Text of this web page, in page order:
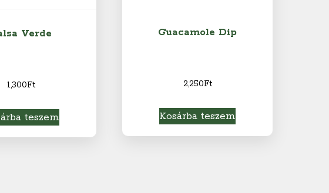
Verde
1,300Ft
teszem
Guacamole Dip
2,250Ft
Kosárba teszem